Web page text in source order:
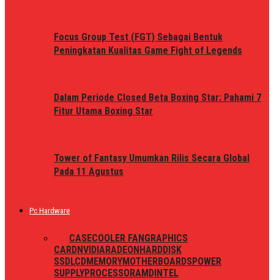
Focus Group Test (FGT) Sebagai Bentuk
Peningkatan Kualitas Game Fight of Legends
Dalam Periode Closed Beta Boxing Star: Pahami 7
Fitur Utama Boxing Star
Tower of Fantasy Umumkan Rilis Secara Global
Pada 11 Agustus
Pc Hardware
CASECOOLER FAN GRAPHICS
CARDNVIDIARADEON HARDDISK
SSDLCDMEMORYMOTHERBOARDSPOWER
SUPPLYPROCESSORAMD INTEL